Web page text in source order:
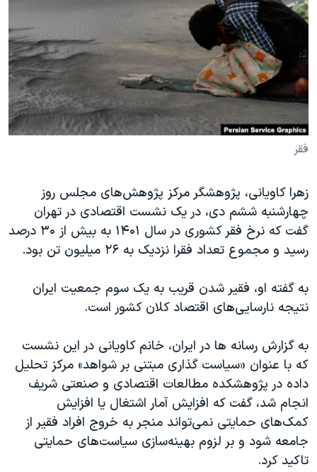
فرهنگ و زندگی
حقوق شهروندی
اقتصادی
علم و فناوری
اسرائیل در جنگ
مستندها
انتخابات ریاست جمهوری آمریکا ۲۰۲۴
حمله جمهوری اسلامی به اسرائیل
رمز مهسا
ورزش زنان در ایران
تریبونال مردمی آبان ۹۸
دادگاه حمید نوری
چهل سال گروگان‌گیری
اعتراضات مردمی آبان ۹۸
نرگس محمدی برنده جایزه نوبل صلح
همایش محافظه‌کاران آمریکا «سی‌پک»
صفحه‌های ویژه
سفر پرزیدنت ترامپ به چین
دنبال کنید
زبانهای مختلف
فقر
زهرا کاویانی، پژوهشگر مرکز پژوهش‌های مجلس روز
چهارشنبه ششم دی، در یک نشست اقتصادی در تهران
گفت که نرخ فقر کشوری در سال ۱۴۰۱ به بیش از ۳۰ درصد
رسید و مجموع تعداد فقرا نزدیک به ۲۶ میلیون تن بود.
به گفته او، فقیر شدن قریب به یک سوم جمعیت ایران
نتیجه نارسایی‌های اقتصاد کلان کشور است.
به گزارش رسانه ها در ایران، خانم کاویانی در این نشست
که با عنوان «سیاست گذاری مبتنی بر شواهد» مرکز تحلیل
داده در پژوهشکده مطالعات اقتصادی و صنعتی شریف
انجام شد، گفت که افزایش آمار اشتغال یا افزایش
کمک‌های حمایتی نمی‌تواند منجر به خروج افراد فقیر از
جامعه شود و بر لزوم بهینه‌سازی سیاست‌های حمایتی
تاکید کرد.